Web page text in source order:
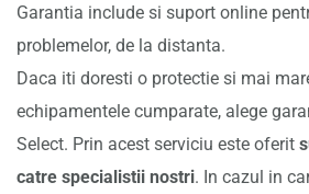
Garantia include si suport online
problemelor, de la distanta.
Daca iti doresti o protectie si mai
echipamentele cumparate, alege
Select. Prin acest serviciu este oferit
catre specialistii nostri. In cazul in